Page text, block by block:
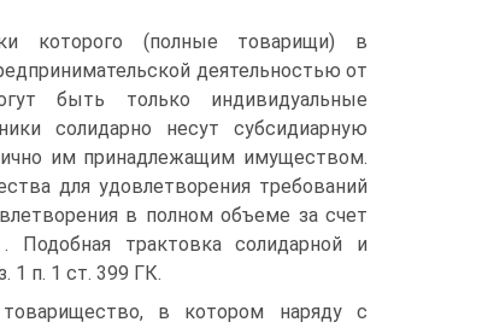
которого (полные товарищи) в
деятельностью от
быть только индивидуальные
солидарно несут субсидиарную
им принадлежащим имуществом.
для удовлетворения требований
в полном объеме за счет
трактовка солидарной и
1 п. 1 ст. 399 ГК.
в котором наряду с